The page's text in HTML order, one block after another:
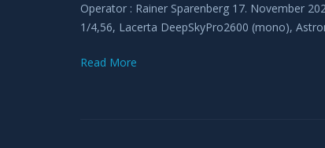
Operator : Rainer Sparenberg 17. November
1/4,56, Lacerta DeepSkyPro2600 (mono),
Read More